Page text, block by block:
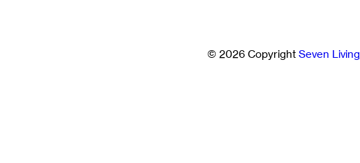
© 2026 Copyright Seven Living